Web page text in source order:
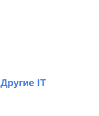
Другие IT